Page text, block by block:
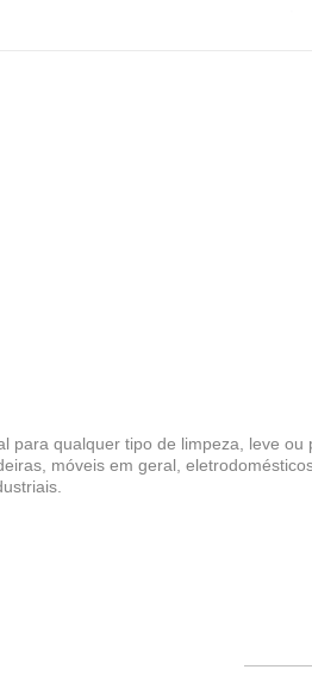
para qualquer tipo de limpeza, leve
móveis em geral,